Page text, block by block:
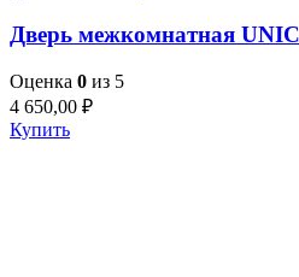
Дверь межкомнатная
Оценка 0 из 5
4 650,00 ₽
Купить